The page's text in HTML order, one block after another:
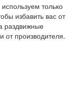
только
избавить вас от
раздвижные
от производителя.